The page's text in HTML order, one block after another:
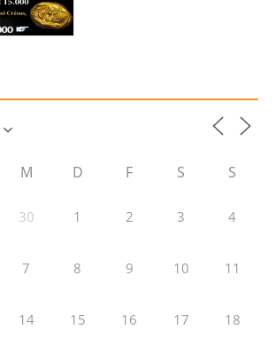
M D F S S
30 1 2 3 4
7 8 9 10 11
14 15 16 17 18